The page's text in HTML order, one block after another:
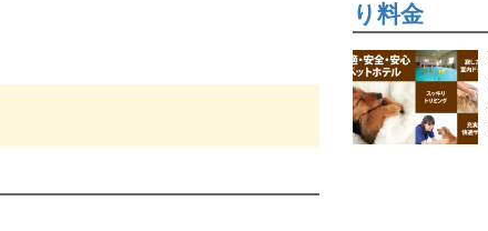
り料金